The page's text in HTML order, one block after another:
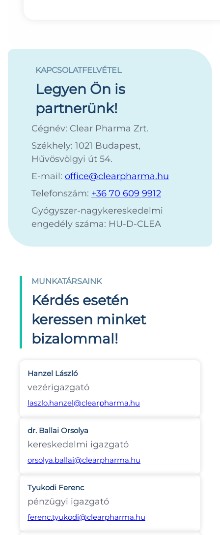
KAPCSOLATFELVÉTEL
Legyen Ön is
partnerünk!
Cégnév: Clear Pharma Zrt.
Székhely: 1021 Budapest,
Hűvösvölgyi út 54.
E-mail: office@clearpharma.hu
Telefonszám: +36 70 609 9912
Gyógyszer-nagykereskedelmi
engedély száma: HU-D-CLEA
MUNKATÁRSAINK
Kérdés esetén
keressen minket
bizalommal!
Hanzel László
vezérigazgató
laszlo.hanzel@clearpharma.hu
dr. Ballai Orsolya
kereskedelmi igazgató
orsolya.ballai@clearpharma.hu
Tyukodi Ferenc
pénzügyi igazgató
ferenc.tyukodi@clearpharma.hu